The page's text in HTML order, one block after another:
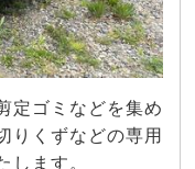
定ゴミなどを集め
りくずなどの専用
します。